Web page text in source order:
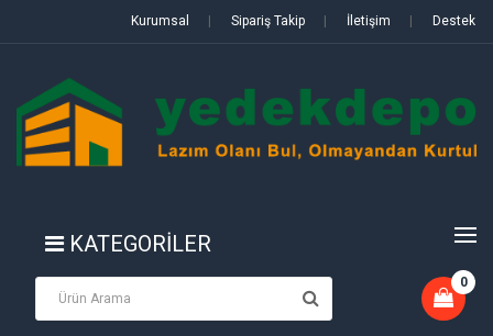
Kurumsal Sipariş Takip İletişim Destek
KATEGORİLER
0